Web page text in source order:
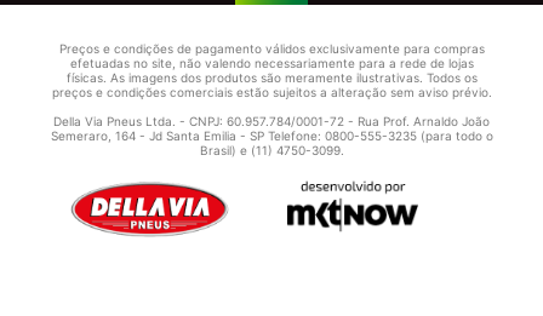
Preços e condições de pagamento válidos exclusivamente para compras
efetuadas no site, não valendo necessariamente para a rede de lojas
físicas. As imagens dos produtos são meramente ilustrativas. Todos os
preços e condições comerciais estão sujeitos a alteração sem aviso prévio.
Della Via Pneus Ltda. - CNPJ: 60.957.784/0001-72 - Rua Prof. Arnaldo João
Semeraro, 164 - Jd Santa Emilia - SP Telefone: 0800-555-3235 (para todo o
Brasil) e (11) 4750-3099.